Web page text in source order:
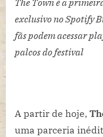
The Town é a
exclusivo no Spotify
fãs podem acessar
palcos do festival
A partir de hoje,
uma parceria